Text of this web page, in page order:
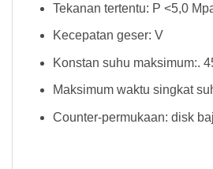
Tekanan tertentu: P <5,0
Kecepatan geser: V
Konstan suhu maksimum:.
Maksimum waktu singkat
Counter-permukaan: disk